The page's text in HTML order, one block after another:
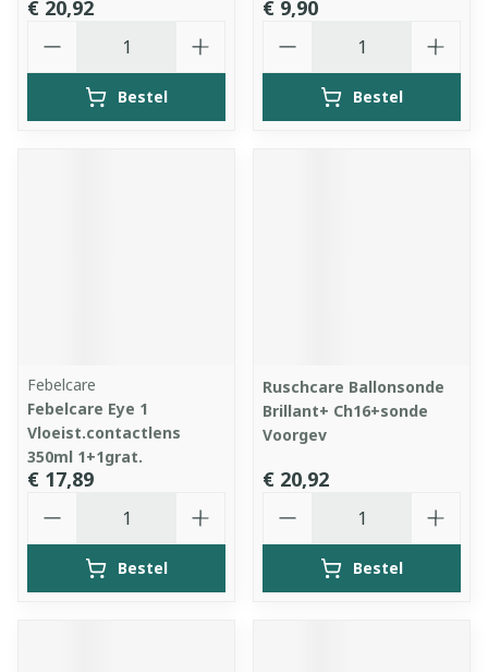
€ 20,92
Bestel
€ 9,90
Bestel
Febelcare
Febelcare Eye 1
Vloeist.contactlens
350ml 1+1grat.
€ 17,89
Bestel
Ruschcare Ballonsonde
Brillant+ Ch16+sonde
Voorgev
€ 20,92
Bestel